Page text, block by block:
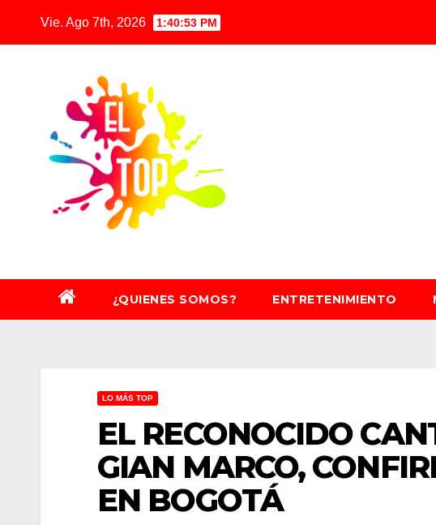
Vie. Ago 7th, 2026 1:40:55 PM
¿QUIENES SOMOS? ENTRETENIMIENTO
LO MÁS TOP
EL RECONOCIDO
GIAN MARCO,
EN BOGOTÁ